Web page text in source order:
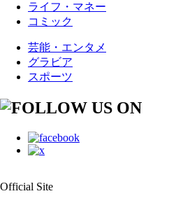
ライフ・マネー
コミック
芸能・エンタメ
グラビア
スポーツ
Official Site